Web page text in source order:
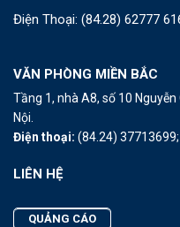
Điện Thoại: (84.28) 62777
VĂN PHÒNG MIỀN BẮC
Tầng 1, nhà A8, số 10
Nội.
Điện thoại: (84.24) 37713699;
LIÊN HỆ
QUẢNG CÁO